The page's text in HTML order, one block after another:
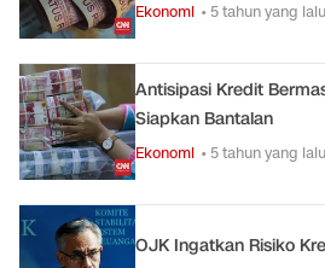
Ekonomi • 5 tahun yang lalu
Antisipasi Kredit
Siapkan Bantalan
Ekonomi • 5 tahun yang lalu
OJK Ingatkan Risiko